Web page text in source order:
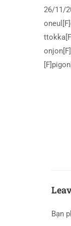
26/11/
Bạn